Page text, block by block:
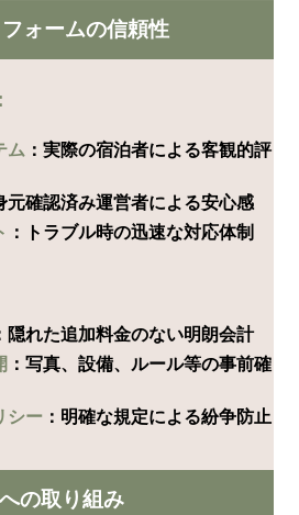
ォームの信頼性
ム ：実際の宿泊者による客観的評
元確認済み運営者による安心感
：トラブル時の迅速な対応体制
隠れた追加料金のない明朗会計
：写真、設備、ルール等の事前確
シー ：明確な規定による紛争防止
の取り組み